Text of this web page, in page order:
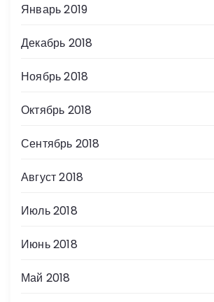
Январь 2019
Декабрь 2018
Ноябрь 2018
Октябрь 2018
Сентябрь 2018
Август 2018
Июль 2018
Июнь 2018
Май 2018